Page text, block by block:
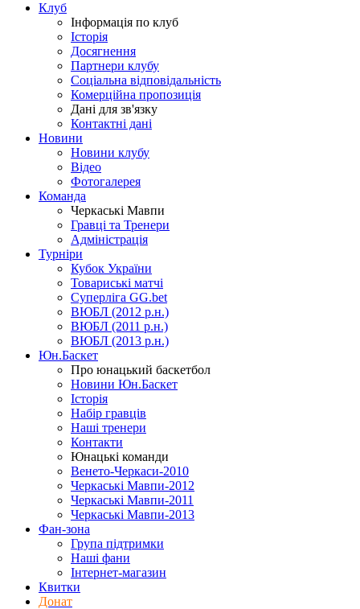
Клуб
Інформація по клуб
Історія
Досягнення
Партнери клубу
Соціальна відповідальність
Комерційна пропозиція
Дані для зв'язку
Контактні дані
Новини
Новини клубу
Відео
Фотогалерея
Команда
Черкаські Мавпи
Гравці та Тренери
Адміністрація
Турніри
Кубок України
Товариські матчі
Суперліга GG.bet
ВЮБЛ (2012 р.н.)
ВЮБЛ (2011 р.н.)
ВЮБЛ (2013 р.н.)
Юн.Баскет
Про юнацький баскетбол
Новини Юн.Баскет
Історія
Набір гравців
Наші тренери
Контакти
Юнацькі команди
Венето-Черкаси-2010
Черкаські Мавпи-2012
Черкаські Мавпи-2011
Черкаські Мавпи-2013
Фан-зона
Група підтримки
Наші фани
Інтернет-магазин
Квитки
Донат